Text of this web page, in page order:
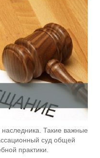
Такие важные
суд общей
практики.